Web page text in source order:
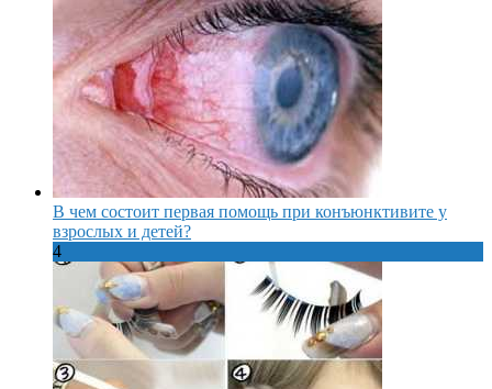
В чем состоит первая помощь при конъюнктивите у
взрослых и детей?
4